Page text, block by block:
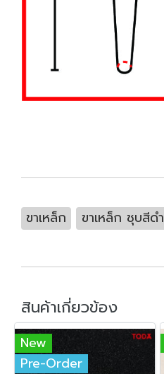
ขาเหล็ก ขาเหล็ก ชุบสีดำ
สินค้าเกี่ยวข้อง
New
Pre-Order